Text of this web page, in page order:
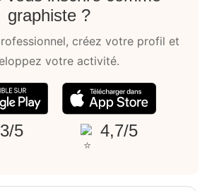
graphiste ?
créez votre profil et
votre activité.
5 4,7/5